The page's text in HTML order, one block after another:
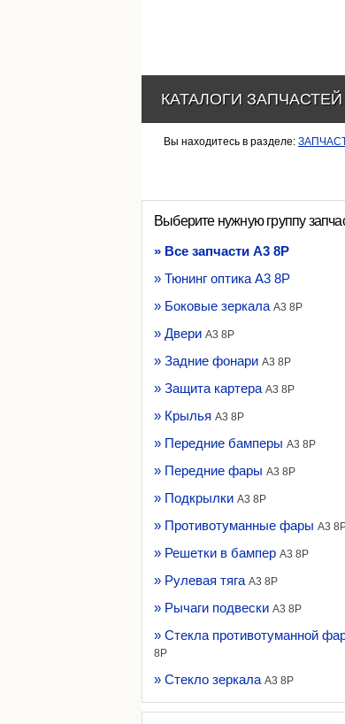
Вы находитесь в разделе:
Выберите нужную группу
» Все запчасти A3 8P
» Тюнинг оптика A3 8P
» Боковые зеркала A3 8P
» Двери A3 8P
» Задние фонари A3 8P
» Защита картера A3 8P
» Крылья A3 8P
» Передние бамперы A3 8P
» Передние фары A3 8P
» Подкрылки A3 8P
» Противотуманные фары A3
» Решетки в бампер A3 8P
» Рулевая тяга A3 8P
» Рычаги подвески A3 8P
» Стекла противотуманной
8P
» Стекло зеркала A3 8P
КАТАЛОГИ ЗАПЧАСТЕЙ